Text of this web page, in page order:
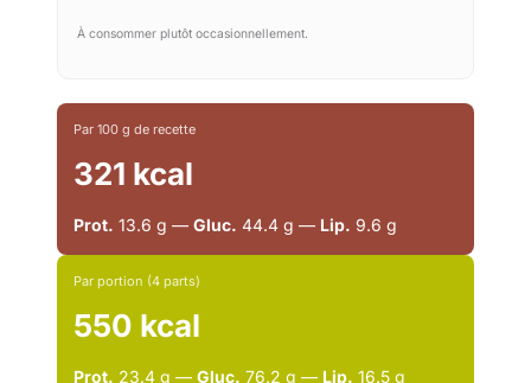
À consommer plutôt occasionnellement.
Par 100 g de recette
321 kcal
Prot. 13.6 g — Gluc. 44.4 g — Lip. 9.6 g
Par portion (4 parts)
550 kcal
Prot. 23.4 g — Gluc. 76.2 g — Lip. 16.5 g